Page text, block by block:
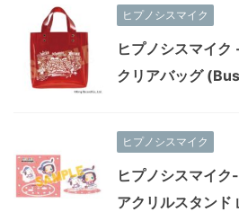
ヒプノシスマイク
ヒプノシスマイ
クリアバッグ
ヒプノシスマイク
ヒプノシスマイ
アクリルスタンド